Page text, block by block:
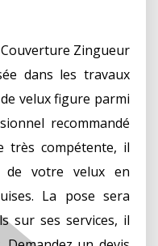
Couverture Zingueur
dans les travaux
velux figure parmi
recommandé
très compétente, il
de votre velux en
La pose sera
sur ses services, il